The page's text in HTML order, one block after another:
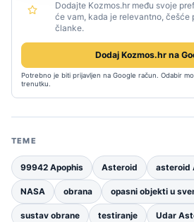
Dodajte Kozmos.hr među svoje
će vam, kada je relevantno,
članke.
Dodaj Kozmos.hr na
Potrebno je biti prijavljen na Google račun. Odabir
trenutku.
TEME
99942 Apophis Asteroid asteroid
NASA obrana opasni objekti u
sustav obrane testiranje Udar